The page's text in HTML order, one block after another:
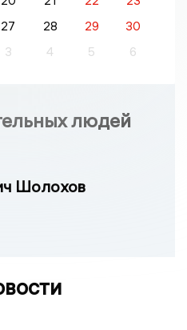
27 28 29
30
3 4 5 6
людей
Шолохов